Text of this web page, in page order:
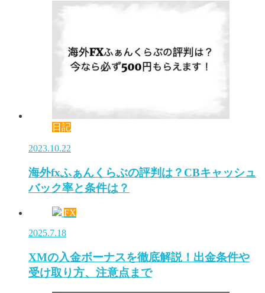
日記
2023.10.22
海外fxふぁんくらぶの評判は？CBキャッシュ
バック率と条件は？
FX
2025.7.18
XMの入金ボーナスを徹底解説！出金条件や
受け取り方、注意点まで